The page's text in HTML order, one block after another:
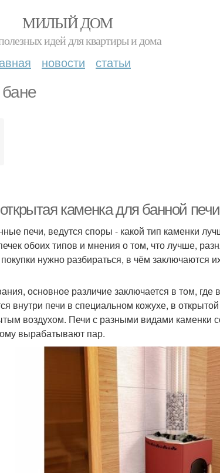
МИЛЫЙ ДОМ
идей для квартиры и дома
новости статьи
каменка для банной
печи, ведутся споры - какой тип каменки
обоих типов и мнения о том, что лучше,
нужно разбираться, в чём заключаются
основное различие заключается в том,
внутри печи в специальном кожухе, в
воздухом. Печи с разными видами
вырабатывают пар.